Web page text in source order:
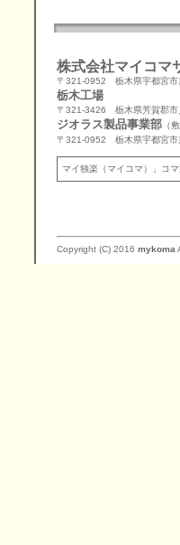
株式会社マイコマ
〒321-0952 栃木県宇都宮
栃木工場
〒321-3426 栃木県芳賀郡
ジオラス製品事業部 （
〒321-0952 栃木県宇都宮
マイ独楽（マイコマ）」コ
Copyright (C) 2016 mykoma